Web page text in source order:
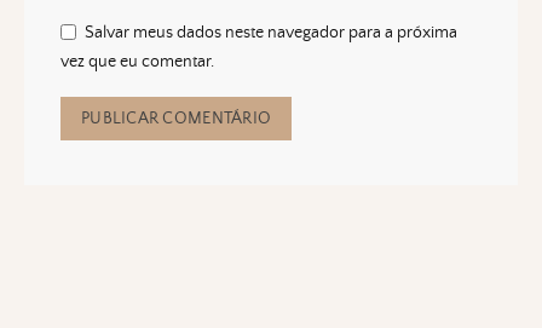
Salvar meus dados neste navegador para a próxima
vez que eu comentar.